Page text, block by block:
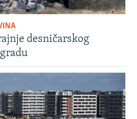
desničarskog